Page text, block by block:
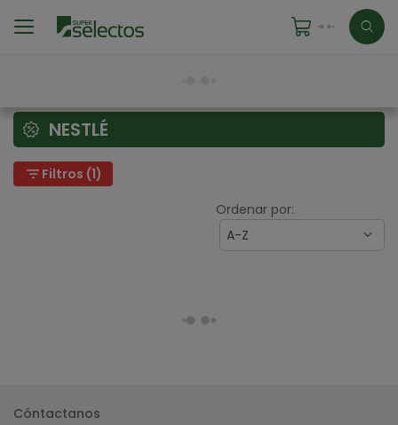
NESTLÉ
filter_list Filtros (1)
Ordenar por:
A-Z
Cóntactanos